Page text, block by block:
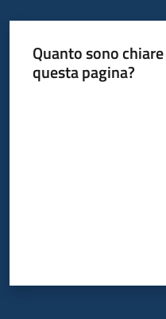
Quanto sono
questa pagina?